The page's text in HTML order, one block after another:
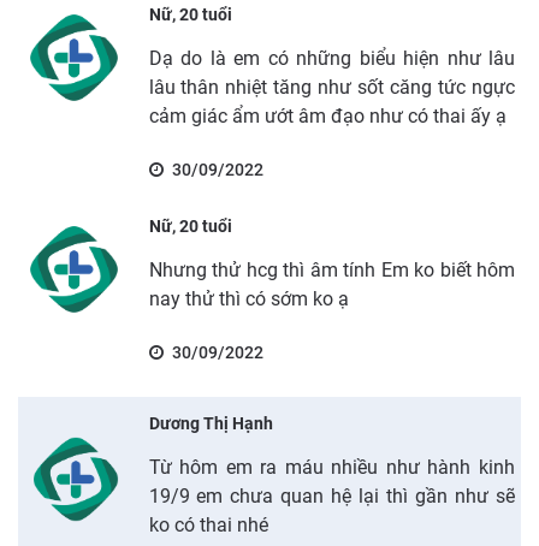
Nữ, 20 tuổi
Dạ do là em có những biểu hiện như lâu
lâu thân nhiệt tăng như sốt căng tức ngực
cảm giác ẩm ướt âm đạo như có thai ấy ạ
30/09/2022
Nữ, 20 tuổi
Nhưng thử hcg thì âm tính Em ko biết hôm
nay thử thì có sớm ko ạ
30/09/2022
Dương Thị Hạnh
Từ hôm em ra máu nhiều như hành kinh
19/9 em chưa quan hệ lại thì gần như sẽ
ko có thai nhé